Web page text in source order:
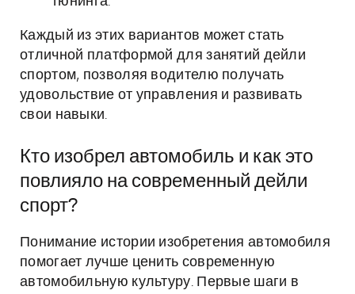
Каждый из этих вариантов может стать
отличной платформой для занятий дейли
спортом, позволяя водителю получать
удовольствие от управления и развивать
свои навыки.
Кто изобрел автомобиль и как это
повлияло на современный дейли
спорт?
Понимание истории изобретения автомобиля
помогает лучше ценить современную
автомобильную культуру. Первые шаги в